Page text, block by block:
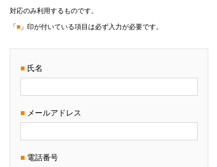
対応のみ利用するものです。
「■ 」印が付いている項目は必ず入力が必要です。
■ 氏名
■ メールアドレス
■ 電話番号